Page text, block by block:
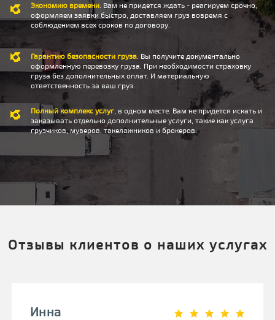
Экономию времени . Вам не придется ждать - реагируем срочно,
оформляем заявки быстро, доставляем груз вовремя с
соблюдением всех сроков по договору.
Гарантию безопасности груза . Вы получите документально
оформленную перевозку груза. При необходимости страховку
груза без дополнительных оплат. И материальную
ответственность за ваш груз.
Полный комплекс услуг , в одном месте. Вам не придется искать и
заказывать отдельно дополнительные услуги, такие как услуга
грузчиков, муверов, такелажников и брокеров.
Отзывы клиентов о наших услугах
Инна